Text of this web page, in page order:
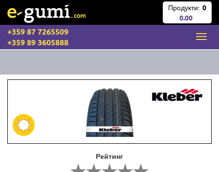
Продукти: 0
0.00
+359 87 7265509
+359 89 3605888
Рейтинг